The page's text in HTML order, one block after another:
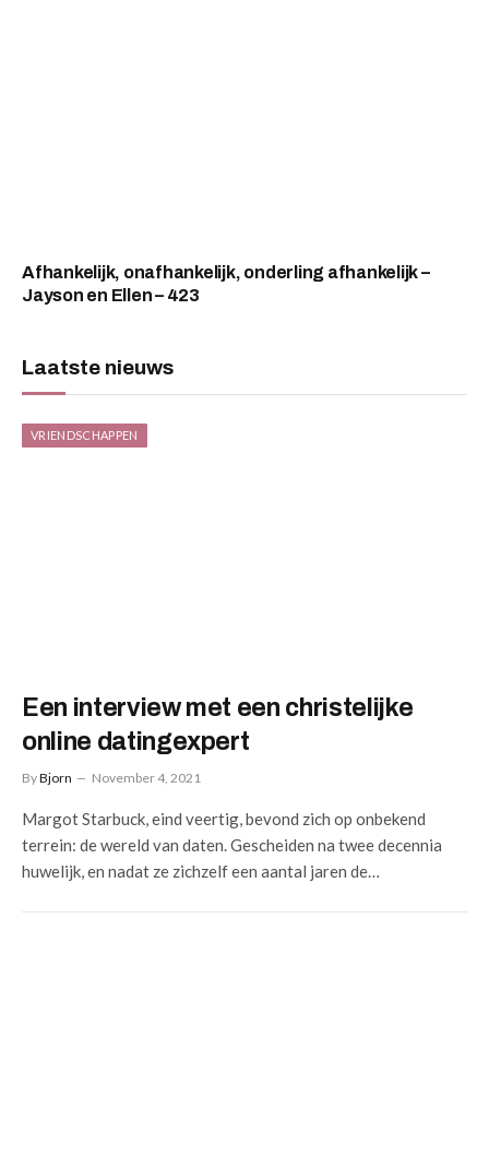
Afhankelijk, onafhankelijk, onderling afhankelijk –
Jayson en Ellen – 423
Laatste nieuws
VRIENDSCHAPPEN
Een interview met een christelijke
online datingexpert
ByBjorn November 4, 2021
Margot Starbuck, eind veertig, bevond zich op onbekend
terrein: de wereld van daten. Gescheiden na twee decennia
huwelijk, en nadat ze zichzelf een aantal jaren de…